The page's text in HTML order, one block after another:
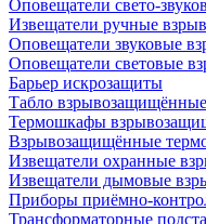
Оповещатели свето-
Извещатели ручные
Оповещатели звуковые
Оповещатели световые
Барьер искрозащиты
Табло взрывозащищённые
Термошкафы
Взрывозащищённые
Извещатели охранные
Извещатели дымовые
Приборы приёмно-
Трансформаторные